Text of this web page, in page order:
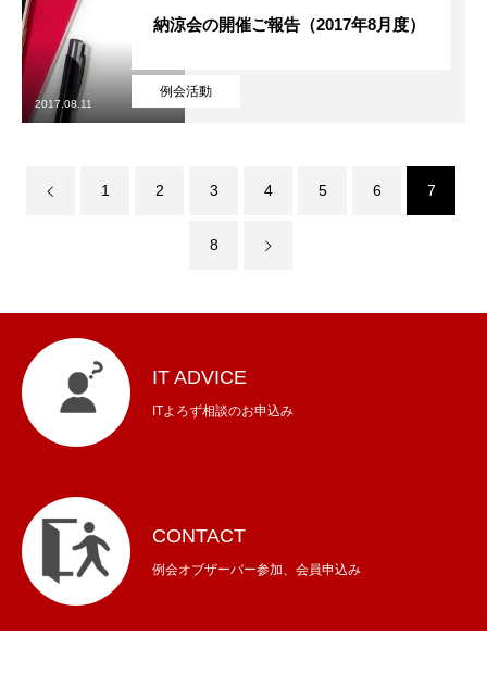
お知らせ お問い合わせ
例会活動
納涼会の開催ご報告（2017年8月度）
2017.08.11
1 2 3 4 5 6 7
8
IT ADVICE
ITよろず相談のお申込み
CONTACT
例会オブザーバー参加、会員申込み